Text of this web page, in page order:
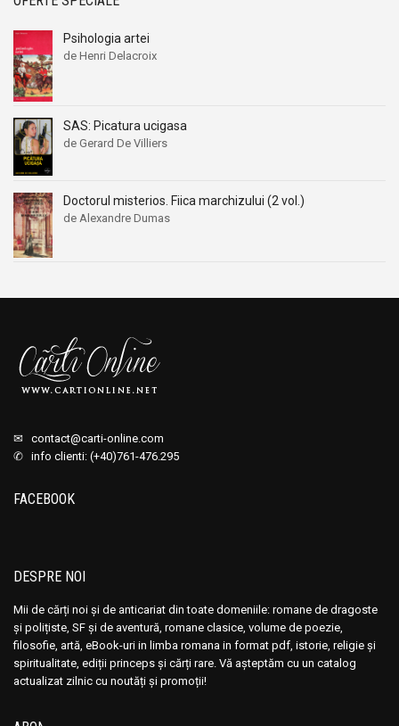
Psihologia artei
de Henri Delacroix
SAS: Picatura ucigasa
de Gerard De Villiers
Doctorul misterios. Fiica marchizului (2 vol.)
de Alexandre Dumas
✉ contact@carti-online.com
✆ info clienti: (+40)761-476.295
FACEBOOK
DESPRE NOI
Mii de cărți noi și de anticariat din toate domeniile: romane de dragoste
și polițiste, SF și de aventură, romane clasice, volume de poezie,
filosofie, artă, eBook-uri in limba romana in format pdf, istorie, religie și
spiritualitate, ediții princeps și cărți rare. Vă așteptăm cu un catalog
actualizat zilnic cu noutăți și promoții!